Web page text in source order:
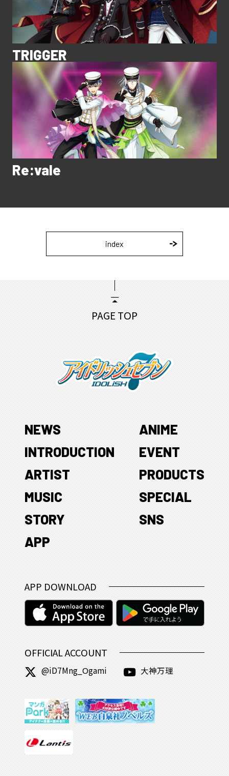
TRIGGER
Re:vale
index
PAGE TOP
NEWS
INTRODUCTION
ARTIST
MUSIC
STORY
APP
ANIME
EVENT
PRODUCTS
SPECIAL
SNS
APP DOWNLOAD
OFFICIAL ACCOUNT
@iD7Mng_Ogami 大神万理